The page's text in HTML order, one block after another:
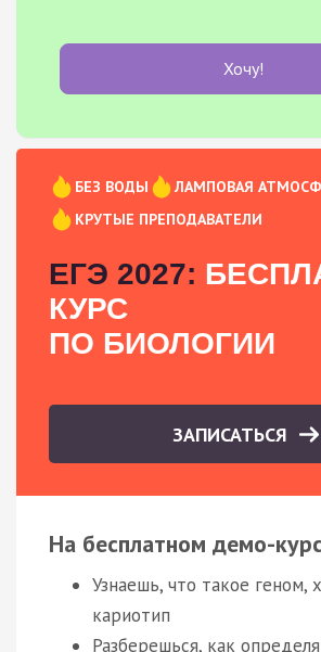
Хочу!
БЕЗ ВОДЫ
ЛАМПОВАЯ
КРУТЫЕ ПРЕПОДАВАТЕЛИ
ЕГЭ 2027:
КУРС
ПО БИОЛОГИИ
ЗАПИСАТЬСЯ
На бесплатном демо-
Узнаешь, что такое геном,
кариотип
Разберешься, как